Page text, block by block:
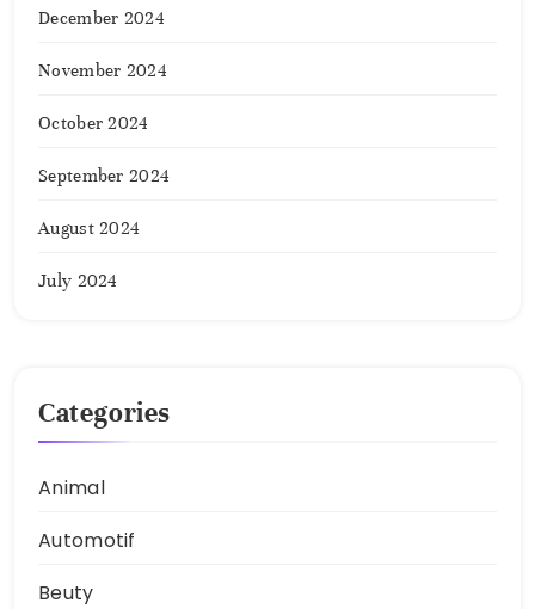
December 2024
November 2024
October 2024
September 2024
August 2024
July 2024
Categories
Animal
Automotif
Beuty